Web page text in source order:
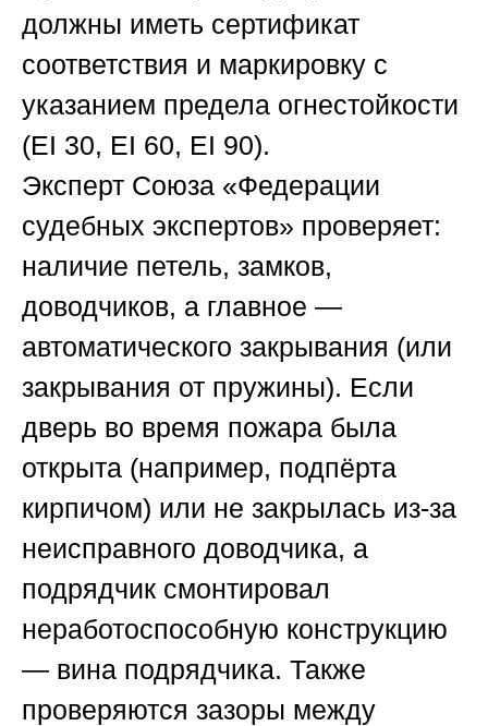
должны иметь сертификат
соответствия и маркировку с
указанием предела огнестойкости
(EI 30, EI 60, EI 90).
Эксперт Союза «Федерации
судебных экспертов» проверяет:
наличие петель, замков,
доводчиков, а главное —
автоматического закрывания (или
закрывания от пружины). Если
дверь во время пожара была
открыта (например, подпёрта
кирпичом) или не закрылась из-за
неисправного доводчика, а
подрядчик смонтировал
неработоспособную конструкцию
— вина подрядчика. Также
проверяются зазоры между